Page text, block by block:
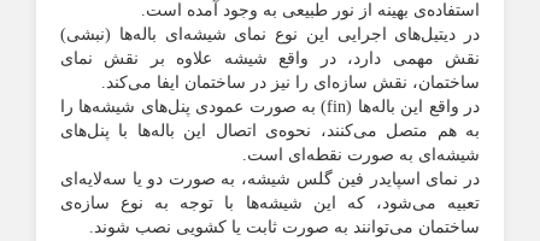
استفاده‌ی بهینه از نور طبیعی به وجود آمده است.
در دیتیل‌های اجرایی این نوع نمای شیشه‌ای باله‌ها (نبشی)
نقش مهمی دارد، در واقع شیشه علاوه بر نقش نمای
ساختمان، نقش سازه‌ای را نیز در ساختمان ایفا می‌کند.
در واقع این باله‌ها (fin) به صورت عمودی پنل‌های شیشه‌ها را
به هم متصل می‌کنند، نحوه‌ی اتصال این باله‌ها با پنل‌های
شیشه‌ای به صورت نقطه‌ای است.
در نمای اسپایدر فین گلس شیشه، به صورت دو یا سه‌لایه‌ای
تعبیه می‎‌شود، که این شیشه‌ها با توجه به نوع سازه‌ی
ساختمان می‌توانند به صورت ثابت یا کشویی نصب شوند.